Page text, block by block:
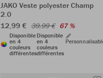
JAKO Veste polyester Champ
2.0
12,99 € 39,99 € 67 %
Disponible
en 4
couleurs
différentes
Disponible
en 4
couleurs
différentes